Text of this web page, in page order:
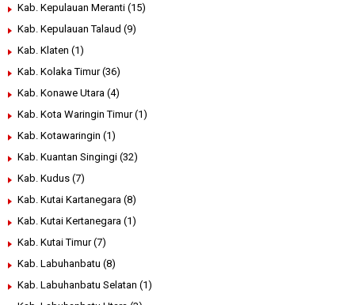
Kab. Kepulauan Meranti (15)
Kab. Kepulauan Talaud (9)
Kab. Klaten (1)
Kab. Kolaka Timur (36)
Kab. Konawe Utara (4)
Kab. Kota Waringin Timur (1)
Kab. Kotawaringin (1)
Kab. Kuantan Singingi (32)
Kab. Kudus (7)
Kab. Kutai Kartanegara (8)
Kab. Kutai Kertanegara (1)
Kab. Kutai Timur (7)
Kab. Labuhanbatu (8)
Kab. Labuhanbatu Selatan (1)